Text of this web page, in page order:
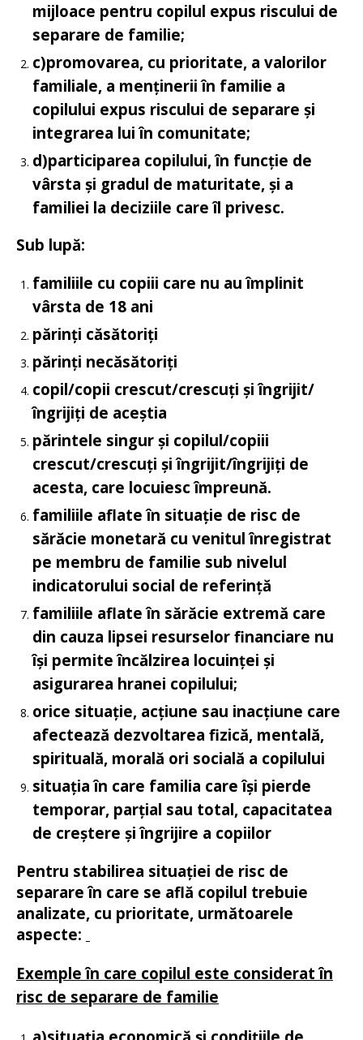
mijloace pentru copilul expus riscului de
separare de familie;
c)promovarea, cu prioritate, a valorilor
familiale, a menținerii în familie a
copilului expus riscului de separare și
integrarea lui în comunitate;
d)participarea copilului, în funcție de
vârsta și gradul de maturitate, și a
familiei la deciziile care îl privesc.
Sub lupă:
familiile cu copiii care nu au împlinit
vârsta de 18 ani
părinți căsătoriți
părinți necăsătoriți
copil/copii crescut/crescuți și îngrijit/
îngrijiți de aceștia
părintele singur și copilul/copiii
crescut/crescuți și îngrijit/îngrijiți de
acesta, care locuiesc împreună.
familiile aflate în situație de risc de
sărăcie monetară cu venitul înregistrat
pe membru de familie sub nivelul
indicatorului social de referință
familiile aflate în sărăcie extremă care
din cauza lipsei resurselor financiare nu
își permite încălzirea locuinței și
asigurarea hranei copilului;
orice situație, acțiune sau inacțiune care
afectează dezvoltarea fizică, mentală,
spirituală, morală ori socială a copilului
situația în care familia care își pierde
temporar, parțial sau total, capacitatea
de creștere și îngrijire a copiilor
Pentru stabilirea situației de risc de
separare în care se află copilul trebuie
analizate, cu prioritate, următoarele
aspecte:
Exemple în care copilul este considerat în
risc de separare de familie